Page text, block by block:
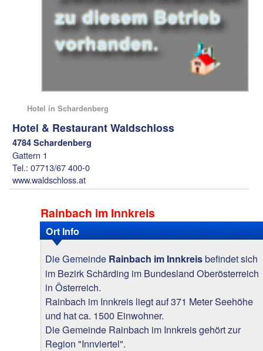
Hotel in Schardenberg
Hotel & Restaurant Waldschloss
4784 Schardenberg
Gattern 1
Tel.: 07713/67 400-0
www.waldschloss.at
Rainbach im Innkreis
Ort Info
Die Gemeinde Rainbach im Innkreisbefindet sich
im Bezirk Schärding im Bundesland Oberösterreich
in Österreich.
Rainbach im Innkreis liegt auf 371 Meter Seehöhe
und hat ca. 1500 Einwohner.
Die Gemeinde Rainbach im Innkreis gehört zur
Region "Innviertel".